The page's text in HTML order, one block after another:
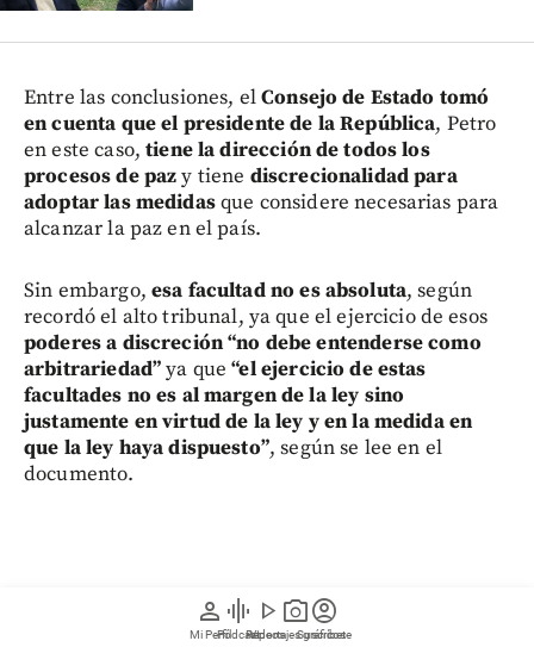
person
Mi Perfil
graphic_eq
Pódcast
play_arrow
Videos
photo_camera
Reportajes gráficos
account_circle
Suscríbete
Entre las conclusiones, elConsejo de Estado tomó
en cuenta que el presidente de la República, Petro
en este caso,tiene la dirección de todos los
procesos de pazy tiene discrecionalidad para
adoptar las medidasque considere necesarias para
alcanzar la paz en el país.
Sin embargo, esa facultad no es absoluta, según
recordó el alto tribunal, ya que el ejercicio de esos
poderes a discreción “no debe entenderse como
arbitrariedad”ya que“el ejercicio de estas
facultades no es al margen de la ley sino
justamente en virtud de la ley y en la medida en
que la ley haya dispuesto”, según se lee en el
documento.